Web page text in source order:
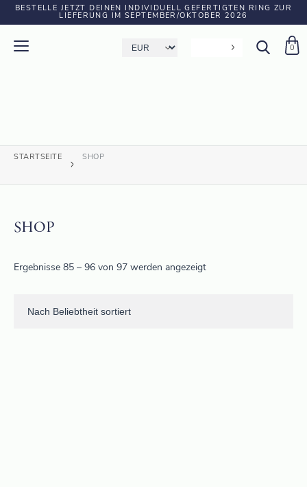
BESTELLE JETZT DEINEN INDIVIDUELL GEFERTIGTEN RING ZUR
LIEFERUNG IM SEPTEMBER/OKTOBER 2026
0
STARTSEITE SHOP
SHOP
Ergebnisse 85 – 96 von 97 werden angezeigt